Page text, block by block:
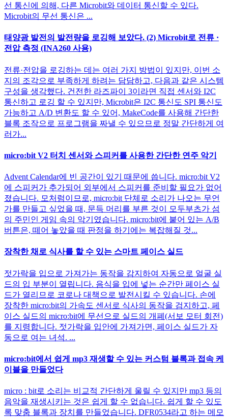
선 통신에 의해, 다른 Microbit와 데이터 통신할 수 있다.
Microbit의 무선 통신은 ...
태양광 발전의 발전량을 로깅해 보았다. (2) Microbit로 전류 ·
전압 측정 (INA260 사용)
전류·전압을 로깅하는 데는 여러 가지 방법이 있지만, 이번 소
지의 조각으로 부족하게 하려는 담담하고, 다음과 같은 시스템
구성을 생각했다. 건전한 라즈파이 3이라면 직접 센서와 I2C
통신하고 로깅 할 수 있지만, Microbit은 I2C 통신도 SPI 통신도
가능하고 A/D 변환도 할 수 있어, MakeCode를 사용해 간단한
블록 조작으로 프로그램을 짜낼 수 있으므로 정말 간단하게 여
러가...
micro:bit V2 터치 센서와 스피커를 사용한 간단한 연주 악기
Advent Calendar에 빈 공간이 있기 때문에 씁니다. micro:bit V2
에 스피커가 추가되어 외부에서 스피커를 준비할 필요가 없어
졌습니다. 모처럼이므로, micro:bit 단체로 소리가 나오는 무언
가를 만들고 싶었을 때, 문득 머리를 부른 것이 모두부츠가 섬
의 주민인 게임 속의 악기였습니다. micro:bit에 붙어 있는 A/B
버튼은, 떼어 놓았을 때 판정을 하기에는 복잡해질 것...
장착한 채로 식사를 할 수 있는 스마트 페이스 실드
젓가락을 입으로 가져가는 동작을 감지하여 자동으로 얼굴 실
드의 입 부분이 열립니다. 음식을 입에 넣는 순간만 페이스 실
드가 열리므로 코로나 대책으로 발전시킬 수 있습니다. 손에
장착한 micro:bit의 가속도 센서로 식사의 동작을 검지하고, 페
이스 실드의 micro:bit에 무선으로 실드의 개폐(서보 모터 회전)
를 지령합니다. 젓가락을 입안에 가져가면, 페이스 실드가 자
동으로 여는 녀석. ...
micro:bit에서 쉽게 mp3 재생할 수 있는 커스텀 블록과 접속 케
이블을 만들었다
micro : bit로 소리는 비교적 간단하게 울릴 수 있지만 mp3 등의
음악을 재생시키는 것은 쉽게 할 수 없습니다. 쉽게 할 수 있도
록 맞춤 블록과 장치를 만들었습니다. DFR0534라고 하는 메모